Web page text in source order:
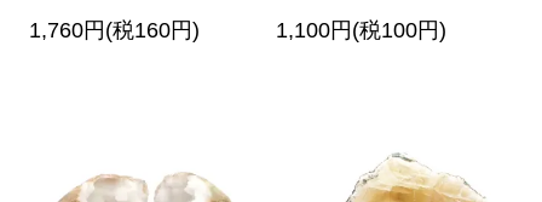
1,760円(税160円)
1,100円(税100円)